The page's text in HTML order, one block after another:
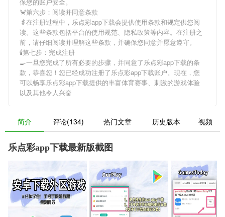
🦀第六步：阅读并同意条款
👵在注册过程中， 乐点彩app下载会提供使用条款和规定供您阅
读。这些条款包括平台的使用规范、隐私政策等内容。在注册之
前，请仔细阅读并理解这些条款，并确保您同意并愿意遵守。
🕯第七步：完成注册
🍳一旦您完成了所有必要的步骤，并同意了乐点彩app下载的条
款，恭喜您！您已经成功注册了乐点彩app下载账户。现在，您
可以畅享乐点彩app下载提供的丰富体育赛事、刺激的游戏体验
以及其他令人兴奋
简介 评论(134) 热门文章 历史版本 视频
乐点彩app下载最新版截图